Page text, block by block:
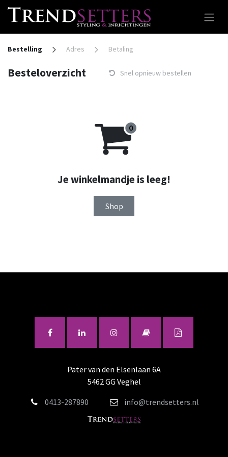
Overslaan naar inhoud
Bestelling Adres Betaling
Besteloverzicht Snel opnieuw bestellen
Je winkelmandje is leeg!
Shop
Pater van den Elsenlaan 6A
5462 GG Veghel
0413-287890
info@trendsetters.nl